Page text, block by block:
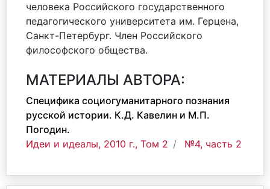
человека Российского государственного
педагогического университета им. Герцена,
Санкт-Петербург. Член Российского
философского общества.
МАТЕРИАЛЫ АВТОРА:
Специфика социогуманитарного познания
русской истории. К.Д. Кавелин и М.П.
Погодин.
Идеи и идеалы, 2010 г., Том 2
№4, часть 2